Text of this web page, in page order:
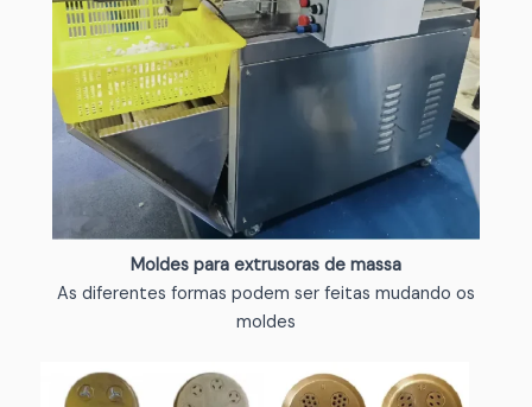
Moldes para extrusoras de massa
As diferentes formas podem ser feitas mudando os
moldes